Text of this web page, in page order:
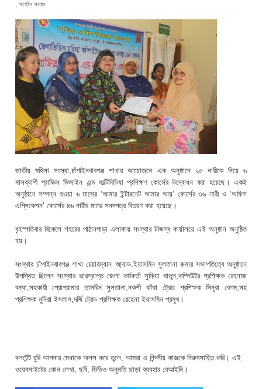
সংগঠন সংবাদ
জাতীয় মহিলা সংস্থা,চাঁপাইনবাবগঞ্জ শাখার আয়োজনে এক অনুষ্ঠানে ২৫ নারীকে নিয়ে ৬
মাসব্যাপী গ্রাফিক্স ডিজাইন এন্ড মাল্টিমিডিযা প্রশিক্ষণ কোর্সের উদ্বোধন করা হয়েছে। একই
অনুষ্ঠানে সম্পন্ন হওয়া ৬ মাসের ‘আমার ইন্টারনেট আমার আয়’ কোর্সের ৩৬ নারী ও ‘অফিস
এপ্লিকেশন’ কোর্সের ৪৬ নারীর মাঝে সনদপত্র বিতরণ করা হয়েছে।
বৃহস্পতিবার বিকেলে শহরের পাঠানপাড়া এলাকায় সংস্থার নিজস্ব কার্য়ালয়ে এই অনুষ্ঠান অনুষ্ঠিত
হয়।
সংস্থার চাঁপাইনবাবগঞ্জ শাখা চেয়ারম্যান আ্যাড.ইয়াসমিন সুলতানা রুমার সভাপতিত্বে অনুষ্ঠানে
উপস্থিত ছিলেন সংস্থার ভারপ্রাপ্ত জেলা কর্মকর্তা সুফিয়া খাতুন,কম্পিউটর প্রশিক্ষক রেহনাজ
বন্যা,সহকারী প্রোগ্রামার তাসরিন সুলতানা,নকশী কাঁথা ট্রেড প্রশিক্ষক সিনুরা বেগম,সহ
প্রশিক্ষক মুনিরা ইসলাম,দর্জি ট্রেড প্রশিক্ষক রেহেনা ইয়াসমিন প্রমুখ।
কনটেন্ট চুরি আপনার মেধাকে অলস করে তুলে, আমরা এ নিন্দনীয় কাজকে নিরুৎসাহিত করি। এই
ওয়েবসাইটের কোন লেখা, ছবি, ভিডিও অনুমতি ছাড়া ব্যবহার বেআইনি।